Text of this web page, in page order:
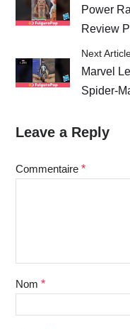
Power
Review
Next
Marvel
Spider-
Leave a Reply
Commentaire *
Nom *